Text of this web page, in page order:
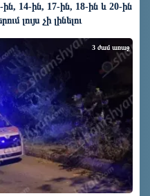
14-ին, 17-ին, 18-ին և 20-ին
լույս չի լինելու
3 ժամ առաջ